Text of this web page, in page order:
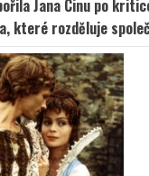
Jana Cinu po
které rozděluje